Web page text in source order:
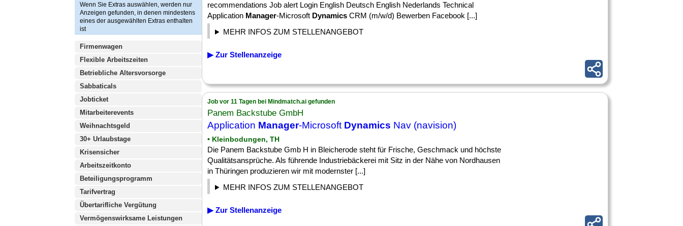
Wenn Sie Extras auswählen, werden nur
Anzeigen gefunden, in denen mindestens
eines der ausgewählten Extras enthalten
ist
Firmenwagen
Flexible Arbeitszeiten
Betriebliche Altersvorsorge
Sabbaticals
Jobticket
Mitarbeiterevents
Weihnachtsgeld
30+ Urlaubstage
Krisensicher
Arbeitszeitkonto
Beteiligungsprogramm
Tarifvertrag
Übertarifliche Vergütung
Vermögenswirksame Leistungen
recommendations Job alert Login English Deutsch English Nederlands Technical
Application Manager-Microsoft Dynamics CRM (m/w/d) Bewerben Facebook [...]
MEHR INFOS ZUM STELLENANGEBOT
▶ Zur Stellenanzeige
Job vor 11 Tagen bei Mindmatch.ai gefunden
Panem Backstube GmbH
Application Manager-Microsoft Dynamics Nav (navision)
• Kleinbodungen, TH
Die Panem Backstube Gmb H in Bleicherode steht für Frische, Geschmack und höchste
Qualitätsansprüche. Als führende Industriebäckerei mit Sitz in der Nähe von Nordhausen
in Thüringen produzieren wir mit modernster [...]
MEHR INFOS ZUM STELLENANGEBOT
▶ Zur Stellenanzeige